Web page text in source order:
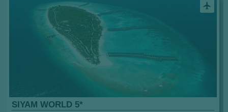
airplanemode_active
SIYAM WORLD 5*